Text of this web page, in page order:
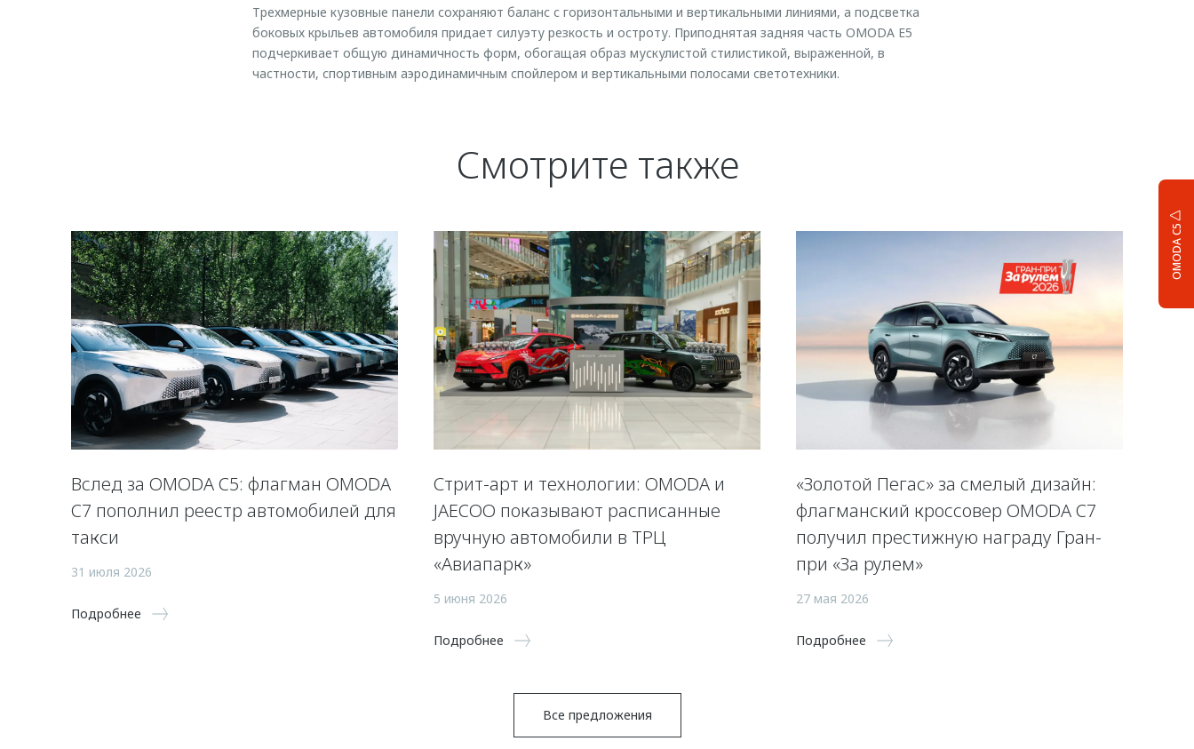
OMODA C5
Трехмерные кузовные панели сохраняют баланс с горизонтальными и вертикальными линиями, а подсветка
боковых крыльев автомобиля придает силуэту резкость и остроту. Приподнятая задняя часть OMODA E5
подчеркивает общую динамичность форм, обогащая образ мускулистой стилистикой, выраженной, в
частности, спортивным аэродинамичным спойлером и вертикальными полосами светотехники.
Смотрите также
Вслед за OMODA C5: флагман OMODA
C7 пополнил реестр автомобилей для
такси
31 июля 2026
Подробнее
Стрит-арт и технологии: OMODA и
JAECOO показывают расписанные
вручную автомобили в ТРЦ
«Авиапарк»
5 июня 2026
Подробнее
«Золотой Пегас» за смелый дизайн:
флагманский кроссовер OMODA C7
получил престижную награду Гран-
при «За рулем»
27 мая 2026
Подробнее
Все предложения